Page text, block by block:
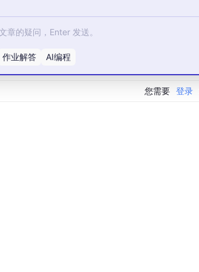
您需要 登录
作业解答 AI编程